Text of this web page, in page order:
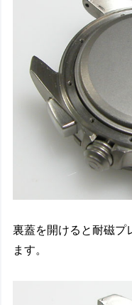
裏蓋を開けると耐磁プ
ます。